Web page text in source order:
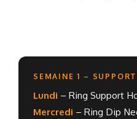
SEMAINE 1 –
Lundi – Ring Support
Mercredi – Ring Dip